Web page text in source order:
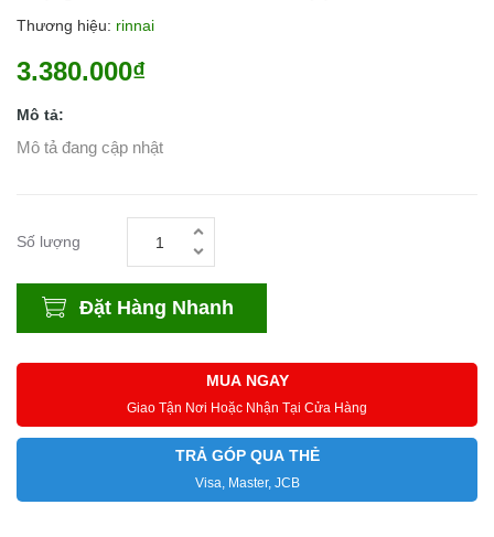
Thương hiệu: rinnai
3.380.000₫
Mô tả:
Mô tả đang cập nhật
Số lượng
Đặt Hàng Nhanh
MUA NGAY
Giao Tận Nơi Hoặc Nhận Tại Cửa Hàng
TRẢ GÓP QUA THẺ
Visa, Master, JCB